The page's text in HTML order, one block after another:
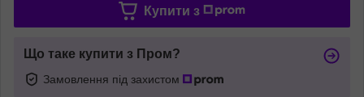
Купити з
Що таке купити з Пром?
Замовлення під захистом